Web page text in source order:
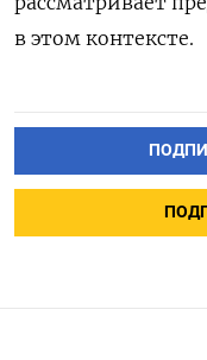
в этом контексте.